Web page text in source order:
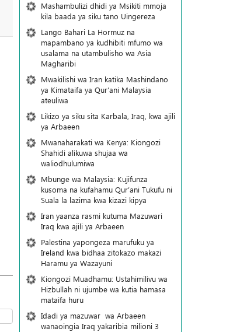
Mashambulizi dhidi ya Msikiti mmoja
kila baada ya siku tano Uingereza
Lango Bahari La Hormuz na
mapambano ya kudhibiti mfumo wa
usalama na utambulisho wa Asia
Magharibi
Mwakilishi wa Iran katika Mashindano
ya Kimataifa ya Qur’ani Malaysia
ateuliwa
Likizo ya siku sita Karbala, Iraq, kwa ajili
ya Arbaeen
Mwanaharakati wa Kenya: Kiongozi
Shahidi alikuwa shujaa wa
waliodhulumiwa
Mbunge wa Malaysia: Kujifunza
kusoma na kufahamu Qur’ani Tukufu ni
Suala la lazima kwa kizazi kipya
Iran yaanza rasmi kutuma Mazuwari
Iraq kwa ajili ya Arbaeen
Palestina yapongeza marufuku ya
Ireland kwa bidhaa zitokazo makazi
Haramu ya Wazayuni
Kiongozi Muadhamu: Ustahimilivu wa
Hizbullah ni ujumbe wa kutia hamasa
mataifa huru
Idadi ya mazuwar wa Arbaeen
wanaoingia Iraq yakaribia milioni 3